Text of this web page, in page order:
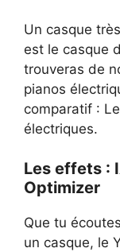
Un casque
est le casque
trouveras de
pianos
comparatif :
électriques.
Les effets :
Optimizer
Que tu
un casque, le